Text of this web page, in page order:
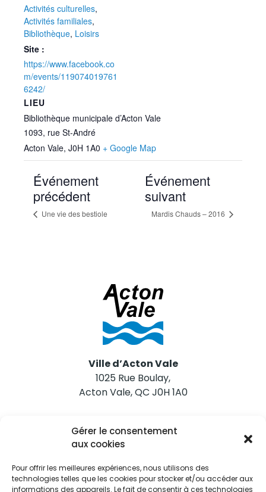
Gérer le consentement
aux cookies
Pour offrir les meilleures expériences, nous utilisons des
technologies telles que les cookies pour stocker et/ou accéder aux
informations des appareils. Le fait de consentir à ces technologies
Activités culturelles,
Activités familiales,
Bibliothèque, Loisirs
Site :
https://www.facebook.co
m/events/119074019761
6242/
LIEU
Bibliothèque municipale d’Acton Vale
1093, rue St-André
Acton Vale, J0H 1A0 + Google Map
Événement
précédent
Une vie des bestiole
Événement
suivant
Mardis Chauds – 2016
Ville d’Acton Vale
1025 Rue Boulay,
Acton Vale, QC J0H 1A0
Nous joindre
Tél. 450 546-2703